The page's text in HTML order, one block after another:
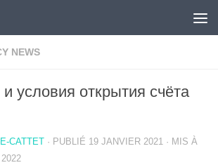
NEWS
условия открытия счёта
CATTET · PUBLIÉ 19 JANVIER 2021 · MIS À